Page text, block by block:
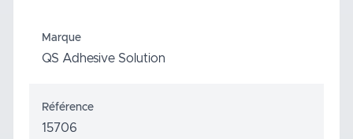
Marque
QS Adhesive Solution
Référence
15706